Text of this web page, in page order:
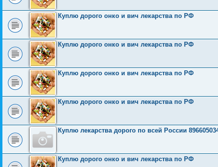
Куплю дорого онко и вич лекарства по РФ
Куплю дорого онко и вич лекарства по РФ
Куплю дорого онко и вич лекарства по РФ
Куплю дорого онко и вич лекарства по РФ
Куплю лекарства дорого по всей России
Куплю дорого онко и вич лекарства по РФ